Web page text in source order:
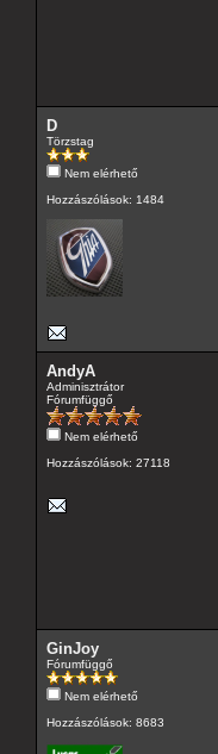
D
Törzstag
Nem elérhető
Hozzászólások: 1484
AndyA
Adminisztrátor
Fórumfüggő
Nem elérhető
Hozzászólások: 27118
GinJoy
Fórumfüggő
Nem elérhető
Hozzászólások: 8683